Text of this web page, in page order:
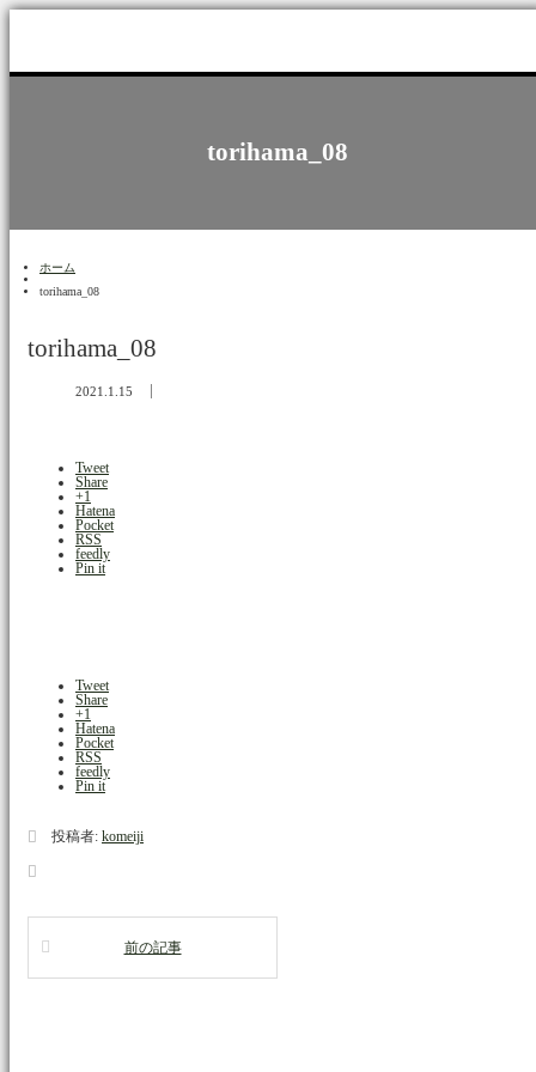
torihama_08
ホーム
torihama_08
torihama_08
2021.1.15
Tweet
Share
+1
Hatena
Pocket
RSS
feedly
Pin it
Tweet
Share
+1
Hatena
Pocket
RSS
feedly
Pin it
投稿者: komeiji
前の記事